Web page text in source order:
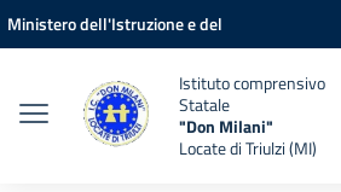
Vai ai contenuti
Vai al menu di navigazione
Vai al footer
Ministero dell'Istruzione e del
Istituto comprensivo
Statale
"Don Milani"
Locate di Triulzi (MI)